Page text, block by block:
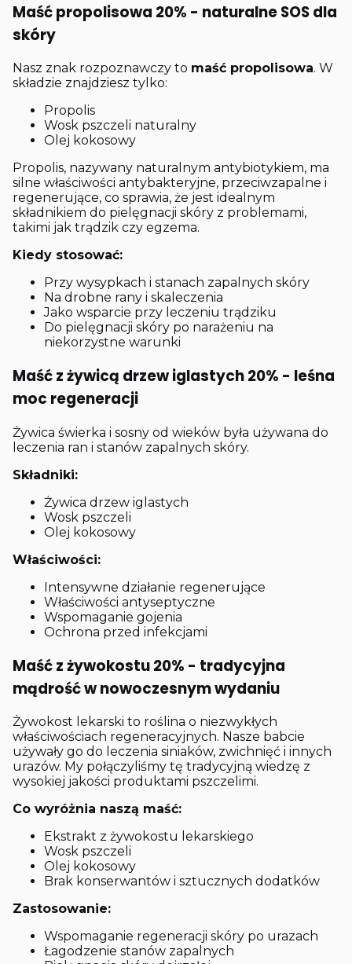
Maść propolisowa 20% - naturalne SOS dla
skóry
Nasz znak rozpoznawczy to maść propolisowa. W
składzie znajdziesz tylko:
Propolis
Wosk pszczeli naturalny
Olej kokosowy
Propolis, nazywany naturalnym antybiotykiem, ma
silne właściwości antybakteryjne, przeciwzapalne i
regenerujące, co sprawia, że jest idealnym
składnikiem do pielęgnacji skóry z problemami,
takimi jak trądzik czy egzema.
Kiedy stosować:
Przy wysypkach i stanach zapalnych skóry
Na drobne rany i skaleczenia
Jako wsparcie przy leczeniu trądziku
Do pielęgnacji skóry po narażeniu na
niekorzystne warunki
Maść z żywicą drzew iglastych 20% - leśna
moc regeneracji
Żywica świerka i sosny od wieków była używana do
leczenia ran i stanów zapalnych skóry.
Składniki:
Żywica drzew iglastych
Wosk pszczeli
Olej kokosowy
Właściwości:
Intensywne działanie regenerujące
Właściwości antyseptyczne
Wspomaganie gojenia
Ochrona przed infekcjami
Maść z żywokostu 20% - tradycyjna
mądrość w nowoczesnym wydaniu
Żywokost lekarski to roślina o niezwykłych
właściwościach regeneracyjnych. Nasze babcie
używały go do leczenia siniaków, zwichnięć i innych
urazów. My połączyliśmy tę tradycyjną wiedzę z
wysokiej jakości produktami pszczelimi.
Co wyróżnia naszą maść:
Ekstrakt z żywokostu lekarskiego
Wosk pszczeli
Olej kokosowy
Brak konserwantów i sztucznych dodatków
Zastosowanie:
Wspomaganie regeneracji skóry po urazach
Łagodzenie stanów zapalnych